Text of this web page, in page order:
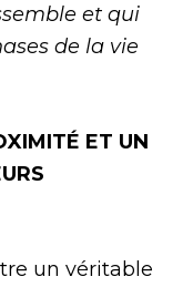
et qui
de la vie
ET UN
un véritable